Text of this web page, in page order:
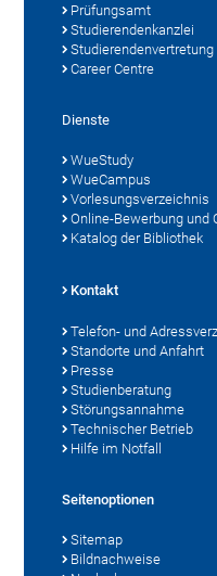
Prüfungsamt
Studierendenkanzlei
Studierendenvertretung
Career Centre
Dienste
WueStudy
WueCampus
Vorlesungsverzeichnis
Online-Bewerbung und
Katalog der Bibliothek
Kontakt
Telefon- und
Standorte und Anfahrt
Presse
Studienberatung
Störungsannahme
Technischer Betrieb
Hilfe im Notfall
Seitenoptionen
Sitemap
Bildnachweise